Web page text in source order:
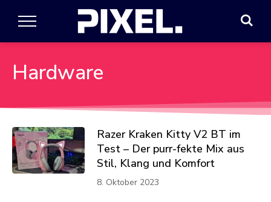
Hardware
Razer Kraken Kitty V2 BT im
Test – Der purr-fekte Mix aus
Stil, Klang und Komfort
8. Oktober 2023